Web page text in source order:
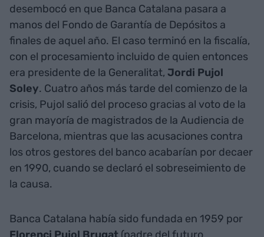
desembocó en que Banca Catalana pasara a
manos del Fondo de Garantía de Depósitos a
finales de aquel año. El caso terminó en la fiscalía,
con el procesamiento incluido de quien entonces
era presidente de la Generalitat, Jordi Pujol
Soley. Cuatro años más tarde del comienzo de la
crisis, Pujol salió del proceso gracias al voto de la
gran mayoría de magistrados de la Audiencia de
Barcelona, mientras que las acusaciones contra
los otros gestores del banco acabarían por decaer
en 1990, cuando se declaró el sobreseimiento de
la causa.
Banca Catalana había sido fundada en 1959 por